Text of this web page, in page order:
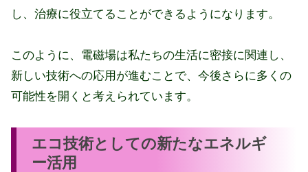
し、治療に役立てることができるようになります。
このように、電磁場は私たちの生活に密接に関連し、
新しい技術への応用が進むことで、今後さらに多くの
可能性を開くと考えられています。
エコ技術としての新たなエネルギ
ー活用